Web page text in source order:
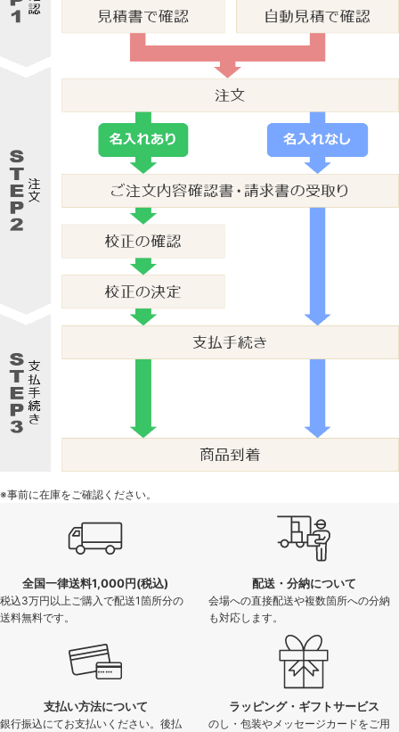
※事前に在庫をご確認ください。
全国一律送料1,000円(税込)
税込3万円以上ご購入で配送1箇所分の
送料無料です。
配送・分納について
会場への直接配送や複数箇所への分納
も対応します。
支払い方法について
銀行振込にてお支払いください。後払
ラッピング・ギフトサービス
のし・包装やメッセージカードをご用